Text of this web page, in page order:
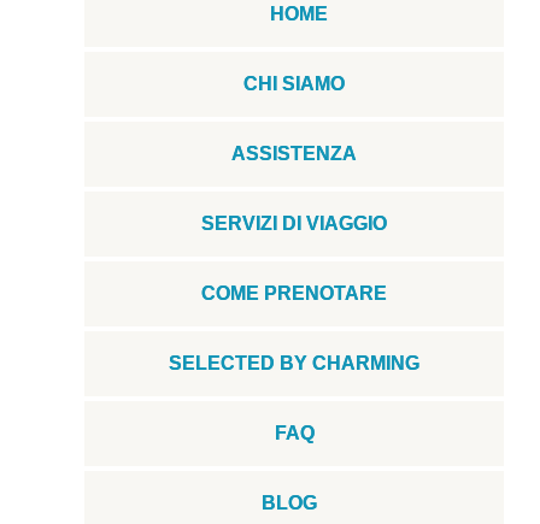
HOME
CHI SIAMO
ASSISTENZA
SERVIZI DI VIAGGIO
COME PRENOTARE
SELECTED BY CHARMING
FAQ
BLOG